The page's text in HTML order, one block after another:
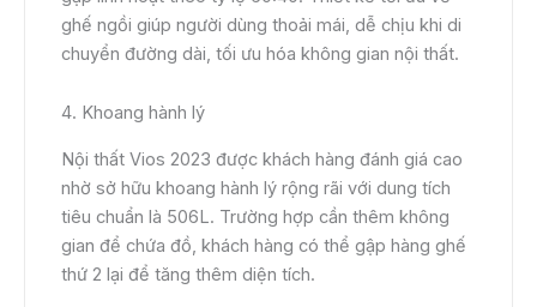
ghế ngồi giúp người dùng thoải mái, dễ chịu khi di
chuyển đường dài, tối ưu hóa không gian nội thất.
4. Khoang hành lý
Nội thất Vios 2023 được khách hàng đánh giá cao
nhờ sở hữu khoang hành lý rộng rãi với dung tích
tiêu chuẩn là 506L. Trường hợp cần thêm không
gian để chứa đồ, khách hàng có thể gập hàng ghế
thứ 2 lại để tăng thêm diện tích.